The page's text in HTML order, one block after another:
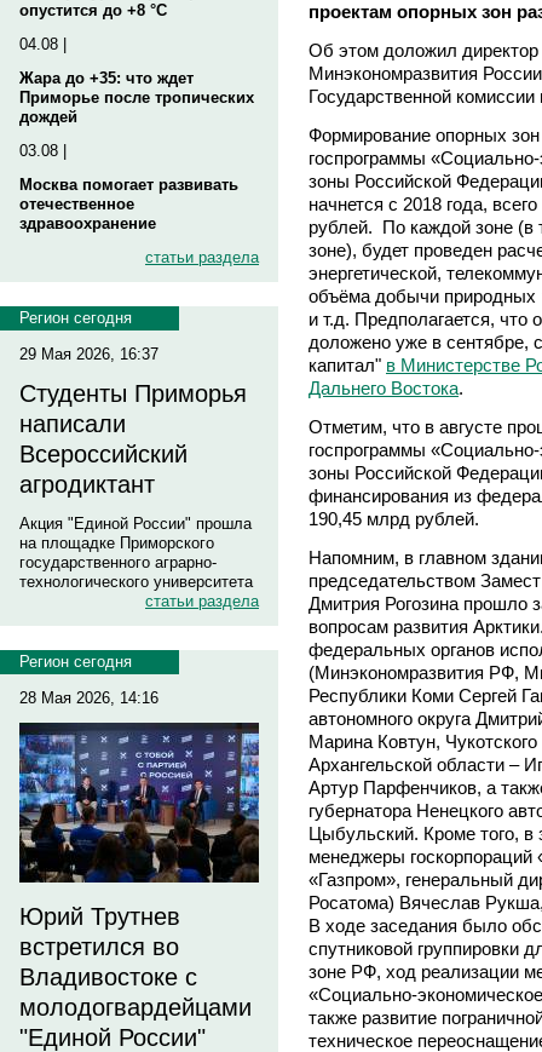
опустится до +8 °C
04.08 |
Жара до +35: что ждет
Приморье после тропических
дождей
03.08 |
Москва помогает развивать
отечественное
здравоохранение
статьи раздела
Регион сегодня
29 Мая 2026, 16:37
Студенты Приморья
написали
Всероссийский
агродиктант
Акция "Единой России" прошла
на площадке Приморского
государственного аграрно-
технологического университета
статьи раздела
Регион сегодня
28 Мая 2026, 14:16
Юрий Трутнев
встретился во
Владивостоке с
молодогвардейцами
"Единой России"
проектам опорных зон
Об этом доложил директор
Минэкономразвития
Государственной
Формирование опорных
госпрограммы
зоны Российской
начнется с 2018 года,
рублей. По каждой зоне (в
зоне), будет проведен
энергетической,
объёма добычи природных
и т.д. Предполагается, что
доложено уже в сентябре,
капитал" в Министерстве
Дальнего Востока.
Отметим, что в августе
госпрограммы
зоны Российской
финансирования из
190,45 млрд рублей.
Напомним, в главном
председательством
Дмитрия Рогозина прошло
вопросам развития
федеральных органов
(Минэкономразвития РФ,
Республики Коми Сергей
автономного округа
Марина Ковтун,
Архангельской области –
Артур Парфенчиков, а
губернатора Ненецкого
Цыбульский. Кроме того, в
менеджеры
«Газпром», генеральный
Росатома) Вячеслав
В ходе заседания было
спутниковой группировки
зоне РФ, ход реализации
«Социально-
также развитие
техническое